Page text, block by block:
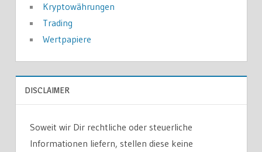
Kryptowährungen
Trading
Wertpapiere
DISCLAIMER
Soweit wir Dir rechtliche oder steuerliche
Informationen liefern, stellen diese keine